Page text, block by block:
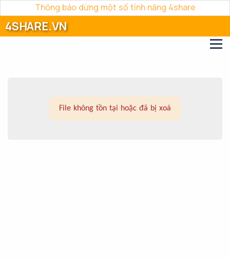
Thông báo dừng một số tính năng 4share
4SHARE.VN
File không tồn tại hoặc đã bị xoá